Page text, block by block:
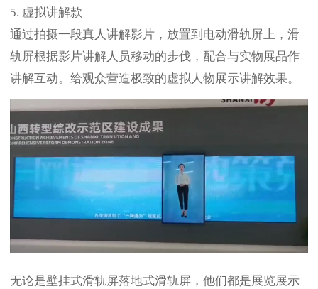
5. 虚拟讲解款
通过拍摄一段真人讲解影片，放置到电动滑轨屏上，滑
轨屏根据影片讲解人员移动的步伐，配合与实物展品作
讲解互动。给观众营造极致的虚拟人物展示讲解效果。
无论是壁挂式滑轨屏落地式滑轨屏，他们都是展览展示